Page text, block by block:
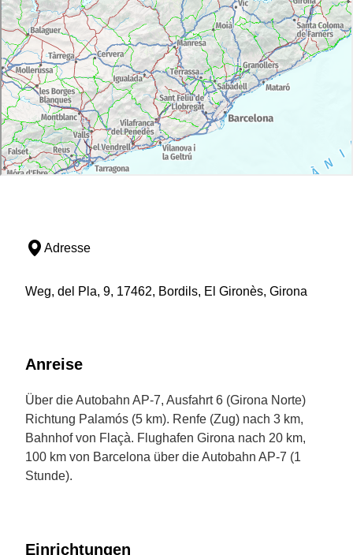
Adresse
Weg, del Pla, 9, 17462, Bordils, El Gironès, Girona
Anreise
Über die Autobahn AP-7, Ausfahrt 6 (Girona Norte)
Richtung Palamós (5 km). Renfe (Zug) nach 3 km,
Bahnhof von Flaçà. Flughafen Girona nach 20 km,
100 km von Barcelona über die Autobahn AP-7 (1
Stunde).
Einrichtungen